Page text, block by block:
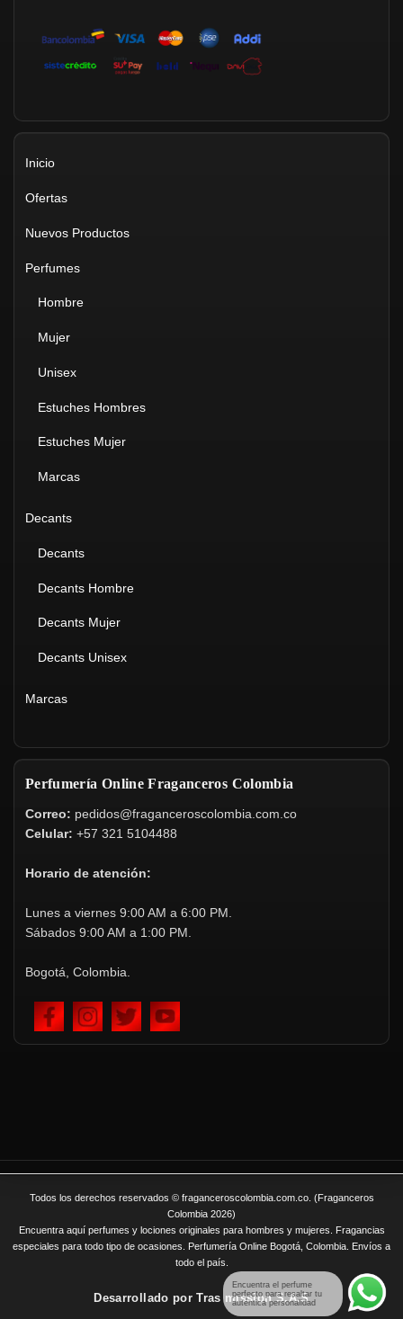
Inicio
Ofertas
Nuevos Productos
Perfumes
Hombre
Mujer
Unisex
Estuches Hombres
Estuches Mujer
Marcas
Decants
Decants
Decants Hombre
Decants Mujer
Decants Unisex
Marcas
Perfumería Online Fraganceros Colombia
Correo: pedidos@fraganceroscolombia.com.co
Celular: +57 321 5104488
Horario de atención:
Lunes a viernes 9:00 AM a 6:00 PM.
Sábados 9:00 AM a 1:00 PM.
Bogotá, Colombia.
Encuentra el perfume
perfecto para resaltar tu
auténtica personalidad
Todos los derechos reservados © fraganceroscolombia.com.co. (Fraganceros
Colombia 2026)
Encuentra aquí perfumes y lociones originales para hombres y mujeres. Fragancias
especiales para todo tipo de ocasiones. Perfumería Online Bogotá, Colombia. Envíos a
todo el país.
Desarrollado porTras mission S.A.S